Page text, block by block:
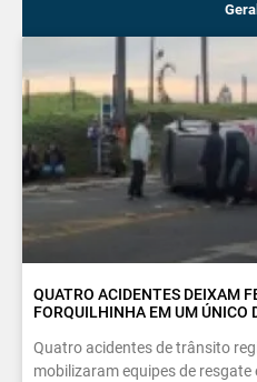
Geral
QUATRO ACIDENTES DEIXAM
FORQUILHINHA EM UM ÚNICO
Quatro acidentes de trânsito
mobilizaram equipes de resgate